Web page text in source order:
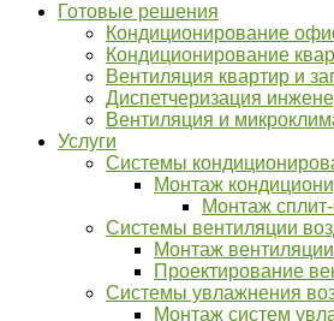
Готовые решения
Кондиционирование
Кондиционирование
Вентиляция квартир и
Диспетчеризация
Вентиляция и
Услуги
Системы
Монтаж
Монтаж
Системы вентиляции
Монтаж вентиляции
​​​​​​​Проектирование
Системы увлажнения
Монтаж систем